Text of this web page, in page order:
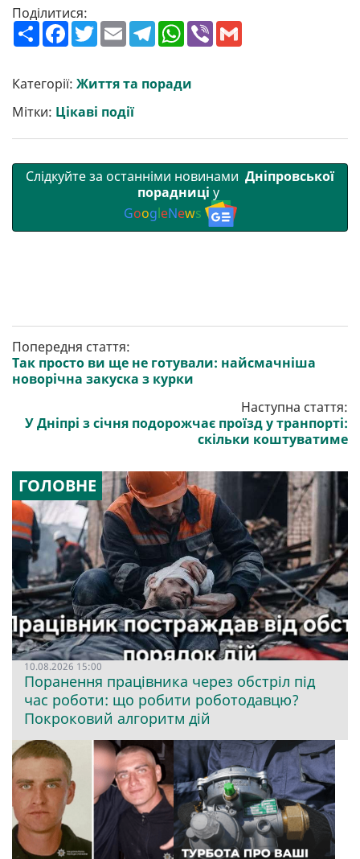
Поділитися:
П
о
р
и
т
и
F
a
b
o
o
k
T
w
t
e
r
E
m
l
T
e
g
r
W
h
s
A
V
Категорії: Життя та поради
Мітки: Цікаві події
Слідкуйте за останніми новинами Дніпровської
порадниці у
GoogleNews
Попередня стаття:
Так просто ви ще не готували: найсмачніша
новорічна закуска з курки
Наступна стаття:
У Дніпрі з січня подорожчає проїзд у транпорті:
скільки коштуватиме
ГОЛОВНЕ
10.08.2026 15:00
Поранення працівника через обстріл під
час роботи: що робити роботодавцю?
Покроковий алгоритм дій